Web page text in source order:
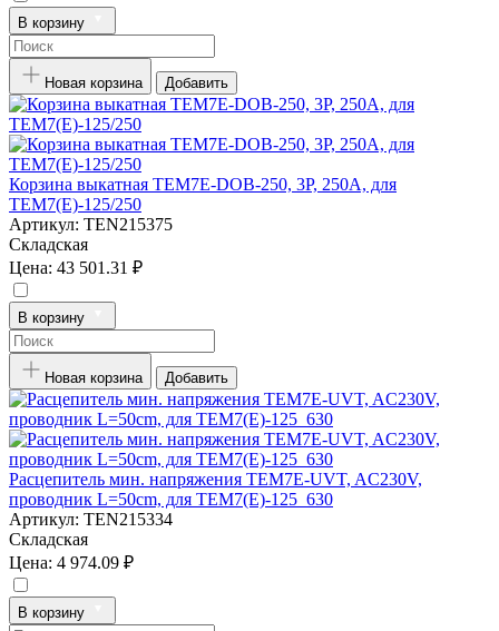
В корзину
Новая корзина Добавить
Корзина выкатная TEM7E-DOB-250, 3P, 250А, для
TEM7(E)-125/250
Артикул: TEN215375
Складская
Цена: 43 501.31 ₽
В корзину
Новая корзина Добавить
Расцепитель мин. напряжения TEM7E-UVT, AC230V,
проводник L=50cm, для TEM7(E)-125_630
Артикул: TEN215334
Складская
Цена: 4 974.09 ₽
В корзину